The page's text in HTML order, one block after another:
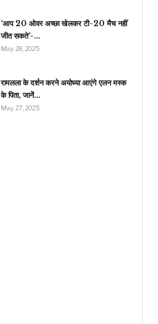
‘आप 20 ओवर अच्छा खेलकर टी-20 मैच नहीं
जीत सकते’-…
May 28, 2025
रामलला के दर्शन करने अयोध्या आएंगे एलन मस्क
के पिता, जानें…
May 27, 2025